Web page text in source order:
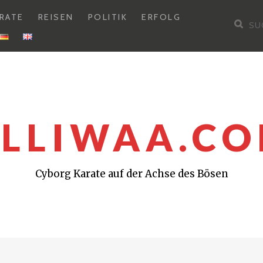
REISEN POLITIK ERFOLG
Cyborg Karate auf der Achse des Bösen